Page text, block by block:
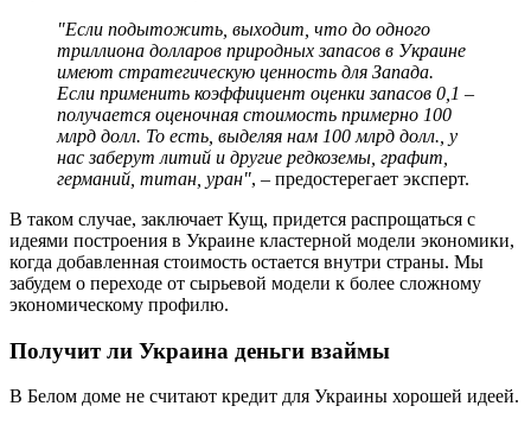
"Если подытожить, выходит, что до одного
триллиона долларов природных запасов в Украине
имеют стратегическую ценность для Запада.
Если применить коэффициент оценки запасов 0,1 –
получается оценочная стоимость примерно 100
млрд долл. То есть, выделяя нам 100 млрд долл., у
нас заберут литий и другие редкоземы, графит,
германий, титан, уран", – предостерегает эксперт.
В таком случае, заключает Кущ, придется распрощаться с
идеями построения в Украине кластерной модели экономики,
когда добавленная стоимость остается внутри страны. Мы
забудем о переходе от сырьевой модели к более сложному
экономическому профилю.
Получит ли Украина деньги взаймы
В Белом доме не считают кредит для Украины хорошей идеей.